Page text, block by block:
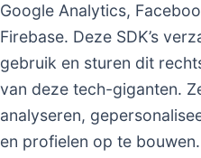
Google Analytics,
Firebase. Deze SDK’s
gebruik en sturen dit
van deze tech-giganten.
analyseren,
en profielen op te bouwen.